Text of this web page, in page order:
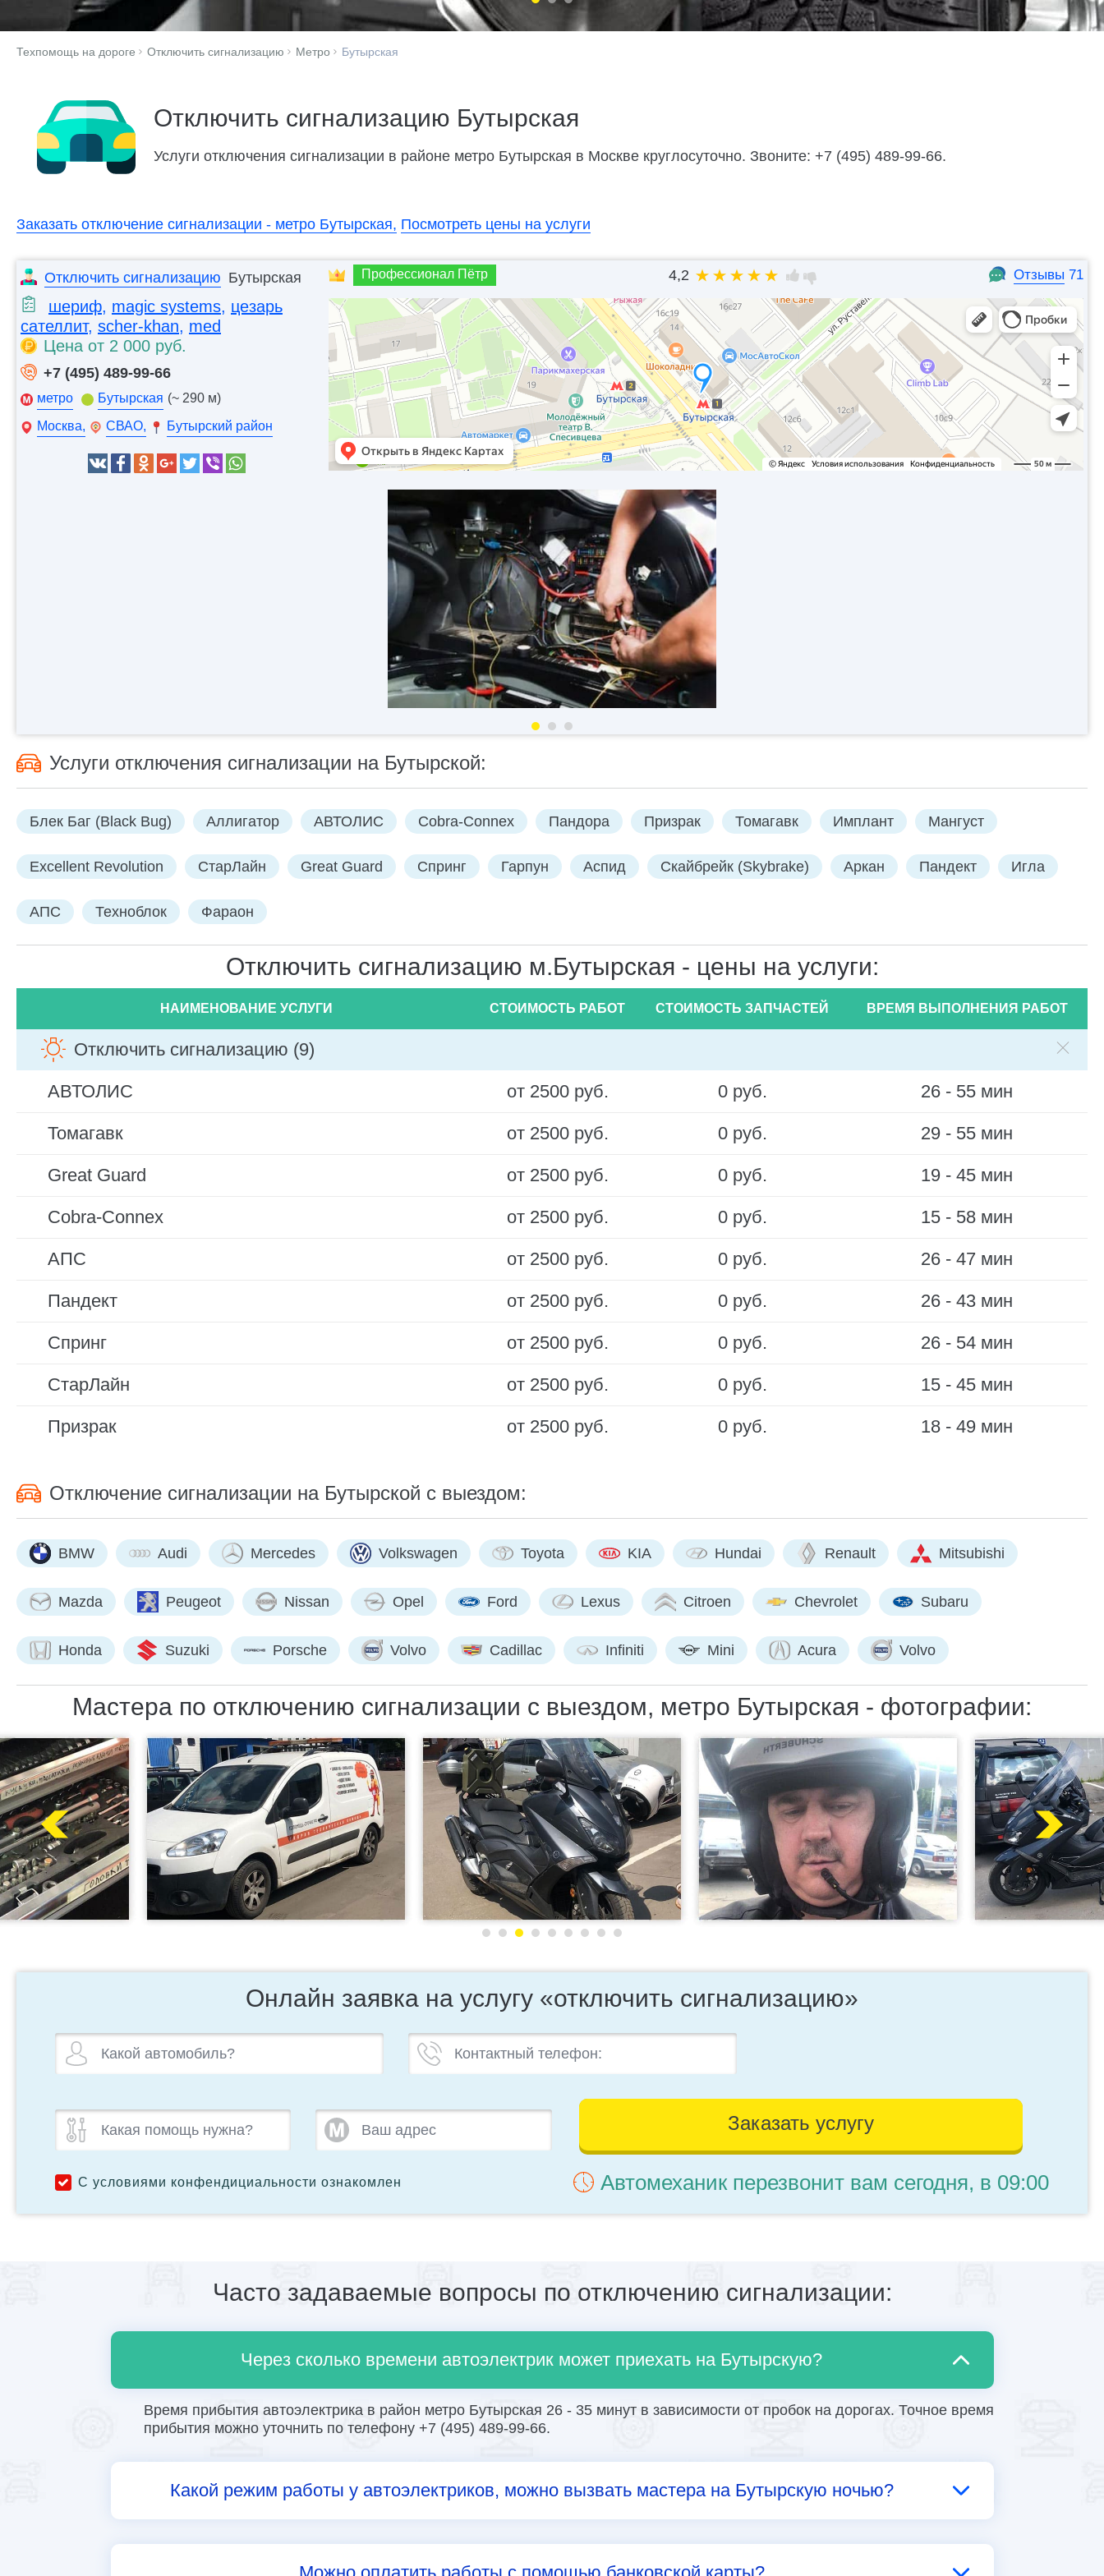
Техпомощь на дороге Отключить сигнализацию Метро Бутырская
Отключить сигнализацию Бутырская
Услуги отключения сигнализации в районе метро Бутырская в Москве круглосуточно. Звоните: +7 (495) 489-99-66.
Заказать отключение сигнализации - метро Бутырская, Посмотреть цены на услуги
Отключить сигнализацию Бутырская
шериф, magic systems, цезарь
сателлит, scher-khan, med
Цена от 2 000 руб.
+7 (495) 489-99-66
метро Бутырская (~ 290 м)
Москва,
СВАО, Бутырский район
Профессионал Пётр 4,2 Отзывы 71
Услуги отключения сигнализации на Бутырской:
Блек Баг (Black Bug) Аллигатор АВТОЛИС Cobra-Connex Пандора Призрак Томагавк Имплант Мангуст
Excellent Revolution СтарЛайн Great Guard Спринг Гарпун Аспид Скайбрейк (Skybrake) Аркан Пандект Игла
АПС Техноблок Фараон
Отключить сигнализацию м.Бутырская - цены на услуги:
НАИМЕНОВАНИЕ УСЛУГИ СТОИМОСТЬ РАБОТ СТОИМОСТЬ ЗАПЧАСТЕЙ ВРЕМЯ ВЫПОЛНЕНИЯ РАБОТ
Отключить сигнализацию (9)
АВТОЛИС от 2500 руб. 0 руб. 26 - 55 мин
Томагавк от 2500 руб. 0 руб. 29 - 55 мин
Great Guard от 2500 руб. 0 руб. 19 - 45 мин
Cobra-Connex от 2500 руб. 0 руб. 15 - 58 мин
АПС от 2500 руб. 0 руб. 26 - 47 мин
Пандект от 2500 руб. 0 руб. 26 - 43 мин
Спринг от 2500 руб. 0 руб. 26 - 54 мин
СтарЛайн от 2500 руб. 0 руб. 15 - 45 мин
Призрак от 2500 руб. 0 руб. 18 - 49 мин
Отключение сигнализации на Бутырской с выездом:
BMW Audi Mercedes Volkswagen Toyota KIA Hundai Renault Mitsubishi
Mazda Peugeot Nissan Opel Ford Lexus Citroen Chevrolet Subaru
Honda Suzuki Porsche Volvo Cadillac Infiniti Mini Acura Volvo
Мастера по отключению сигнализации с выездом, метро Бутырская - фотографии:
Онлайн заявка на услугу «отключить сигнализацию»
Заказать услугу
С условиями конфендициальности ознакомлен Автомеханик перезвонит вам сегодня, в 09:00
Часто задаваемые вопросы по отключению сигнализации:
Через сколько времени автоэлектрик может приехать на Бутырскую?
Время прибытия автоэлектрика в район метро Бутырская 26 - 35 минут в зависимости от пробок на дорогах. Точное время
прибытия можно уточнить по телефону +7 (495) 489-99-66.
Какой режим работы у автоэлектриков, можно вызвать мастера на Бутырскую ночью?